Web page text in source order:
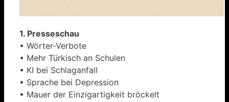
1. Presseschau
• Wörter-Verbote
• Mehr Türkisch an Schulen
• KI bei Schlaganfall
• Sprache bei Depression
• Mauer der Einzigartigkeit bröckelt